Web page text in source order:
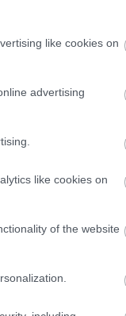
like cookies on
advertising
like cookies on
of the website
με το